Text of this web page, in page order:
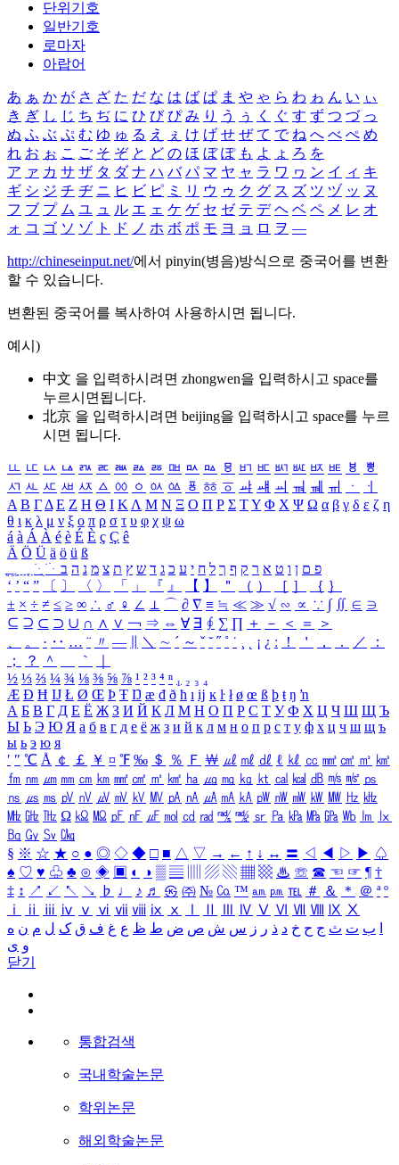
단위기호
일반기호
로마자
아랍어
あ ぁ か が さ ざ た だ な は ば ぱ ま や ゃ ら わ ゎ ん い ぃ
き ぎ し じ ち ぢ に ひ び ぴ み り う ぅ く ぐ す ず つ づ っ
ぬ ふ ぶ ぷ む ゆ ゅ る え ぇ け げ せ ぜ て で ね へ べ ぺ め
れ お ぉ こ ご そ ぞ と ど の ほ ぼ ぽ も よ ょ ろ を
ア ァ カ サ ザ タ ダ ナ ハ バ パ マ ヤ ャ ラ ワ ヮ ン イ ィ キ
ギ シ ジ チ ヂ ニ ヒ ビ ピ ミ リ ウ ゥ ク グ ス ズ ツ ヅ ッ ヌ
フ ブ プ ム ユ ュ ル エ ェ ケ ゲ セ ゼ テ デ ヘ ベ ペ メ レ オ
ォ コ ゴ ソ ゾ ト ド ノ ホ ボ ポ モ ヨ ョ ロ ヲ ―
http://chineseinput.net/에서 pinyin(병음)방식으로 중국어를 변환
할 수 있습니다.
변환된 중국어를 복사하여 사용하시면 됩니다.
예시)
中文 을 입력하시려면 zhongwen을 입력하시고 space를
누르시면됩니다.
北京 을 입력하시려면 beijing을 입력하시고 space를 누르
시면 됩니다.
ㅥ ㅦ ㅧ ㅨ ㅩ ㅪ ㅫ ㅬ ㅭ ㅮ ㅯ ㅰ ㅱ ㅲ ㅳ ㅴ ㅵ ㅶ ㅷ ㅸ
ㅹ
ㅺ ㅻ ㅼ ㅽ ㅾ ㅿ ㆀ ㆁ ㆂ ㆃ ㆄ ㆅ ㆆ ㆇ ㆈ ㆉ ㆊ ㆋ ㆌ ㆍ
ㆎ
Α Β ΓΔ Ε Ζ Η Θ Ι ΚΛ Μ Ν Ξ Ο Π Ρ Σ ΤΥ Φ Χ Ψ Ω α β γ δ ε ζ η
θ ι κ λ μ ν ξ ο π ρ σ τ υ φ χ ψ ω
á à Á À é è É È ç Ç ê
Ä Ö Ü ä ö ü ß
ִֶֹ ֻּ ׁׂ פ ם ן ו ט א ר ק ף ך ל ח י ע כ ג ד ש ץ ת צ מ נ ה ב
‘ ’ “ ” 〔 〕 〈 〉 「 」 『 』 【 】 ＂ （ ） ［ ］ ｛ ｝
± × ÷ ≠ ≤ ≥ ∞ ∴ ♂ ♀ ∠ ⊥ ⌒ ∂ ∇ ≡ ≒ ≪ ≫ √ ∽ ∝ ∵ ∫ ∬ ∈ ∋
⊆ ⊇ ⊂ ⊃ ∪ ∩ ∧ ∨ ￢ ⇒ ⇔ ∀ ∃ ∮ ∑ ∏ ＋ － ＜ ＝
＞
、
。 · ‥ … ¨ 〃 ― ＼ ∼ ´ ～ ˇ ˘ ˝ ˚ ˙ ¸ ¡ ¿ ː ！ ＇ ， ． ／
：
；
？ ＾ ｀
½ ⅓ ⅔ ¼ ¾ ⅛ ⅜ ⅝ ⅞ ¹ ² ³ ⁴ ⁿ ₁ ₂ ₃ ₄
Æ Ð Ħ Ĳ Ł Ø Œ Þ Ŧ Ŋ æ đ ð ħ ı ĳ ĸ ŀ ł ø œ ß þ ŧ ŋ ŉ
А Б В Г Д Е Ё Ж З И Й К Л М Н О П Р С Т У Ф Х Ц Ч Ш Щ Ъ
Ы Ь Э Ю Я а б в г д е ё ж з и й к л м н о п р с т у ф х ц ч ш щ ъ
ы ь э ю я
′ ″ ℃ Å ￠ ￡ ￥ ¤ ℉ ‰ ＄ ％ Ｆ ￦ ㎕ ㎖ ㎗ ℓ ㎘ ㏄ ㎣ ㎤ ㎥ ㎦
㎙ ㎚ ㎛ ㎜ ㎝ ㎞ ㎟ ㎠ ㎡ ㎢ ㏊ ㎍ ㎎ ㎏ ㏏ ㎈ ㎉ ㏈ ㎧ ㎨ ㎰
㎱ ㎲ ㎳ ㎴ ㎵ ㎶ ㎷ ㎸ ㎹ ㎀ ㎁ ㎂ ㎃ ㎄ ㎺ ㎻ ㎽ ㎾ ㎿ ㎐ ㎑
㎒ ㎓ ㎔ Ω ㏀ ㏁ ㎊ ㎋ ㎌ ㏖ ㏅ ㎭ ㎮ ㎯ ㏛ ㎩ ㎪ ㎫ ㎬ ㏝ ㏐
㏓
㏃ ㏉ ㏜ ㏆
§ ※ ☆ ★ ○ ● ◎ ◇ ◆ □ ■ △ ▽ → ← ↑ ↓ ↔ 〓 ◁ ◀ ▷ ▶ ♤
♠ ♡ ♥ ♧ ♣ ⊙ ◈ ▣ ◐ ◑ ▒ ▤ ▨ ▧ ▦ ▩ ♨ ☏ ☎ ☜ ☞ ¶ †
‡ ↕ ↗ ↙ ↖ ↘ ♭ ♩ ♪ ♬ ㉿ ㈜ № ㏇ ™ ㏂ ㏘ ℡ ＃ ＆ ＊ ＠ ª º
ⅰ
ⅱ ⅲ ⅳ ⅴ ⅵ ⅶ ⅷ ⅸ ⅹ Ⅳ Ⅴ Ⅵ Ⅶ Ⅷ Ⅸ Ⅹ
ب ت ث ج ح خ د ذ ر ز س ش ص ض ط ظ ع غ ف ق ک ل م ن ه
و ی
닫기
통합검색
국내학술논문
학위논문
해외학술논문